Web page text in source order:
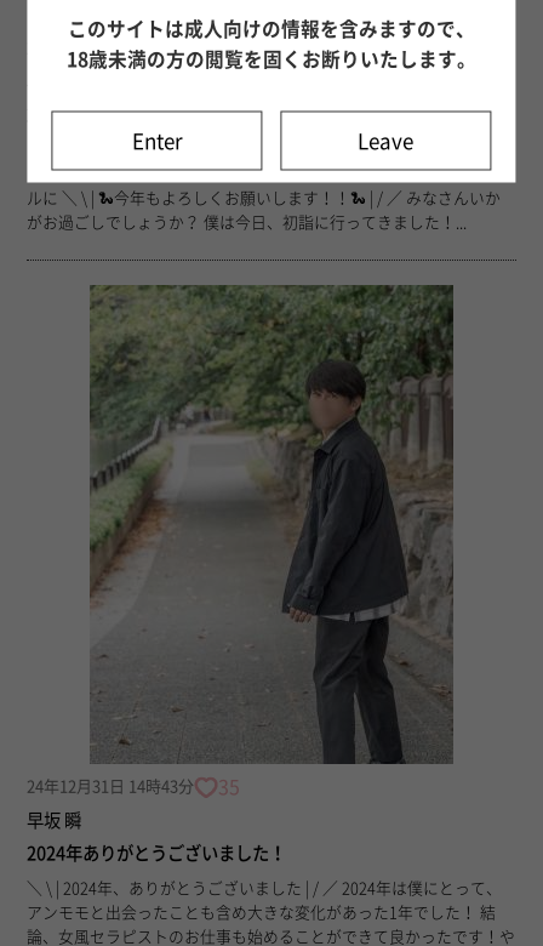
25年01月02日 20時59分 61
2025年よろしくお願いします！
おはようございます！こんにちは、あるいはこんばんは！ 瞬です！
明けましたね！ 喪中の方もいらっしゃるかと存じますので、シンプ
ルに ＼ \ | 🐍今年もよろしくお願いします！！🐍 | / ／ みなさんいか
がお過ごしでしょうか？ 僕は今日、初詣に行ってきました！...
24年12月31日 14時43分 35
早坂 瞬
2024年ありがとうございました！
＼ \ | 2024年、ありがとうございました | / ／ 2024年は僕にとって、
アンモモと出会ったことも含め大きな変化があった1年でした！ 結
論、女風セラピストのお仕事も始めることができて良かったです！や
このサイトは成人向けの情報を含みますので、
18歳未満の方の閲覧を固くお断りいたします。
Enter Leave